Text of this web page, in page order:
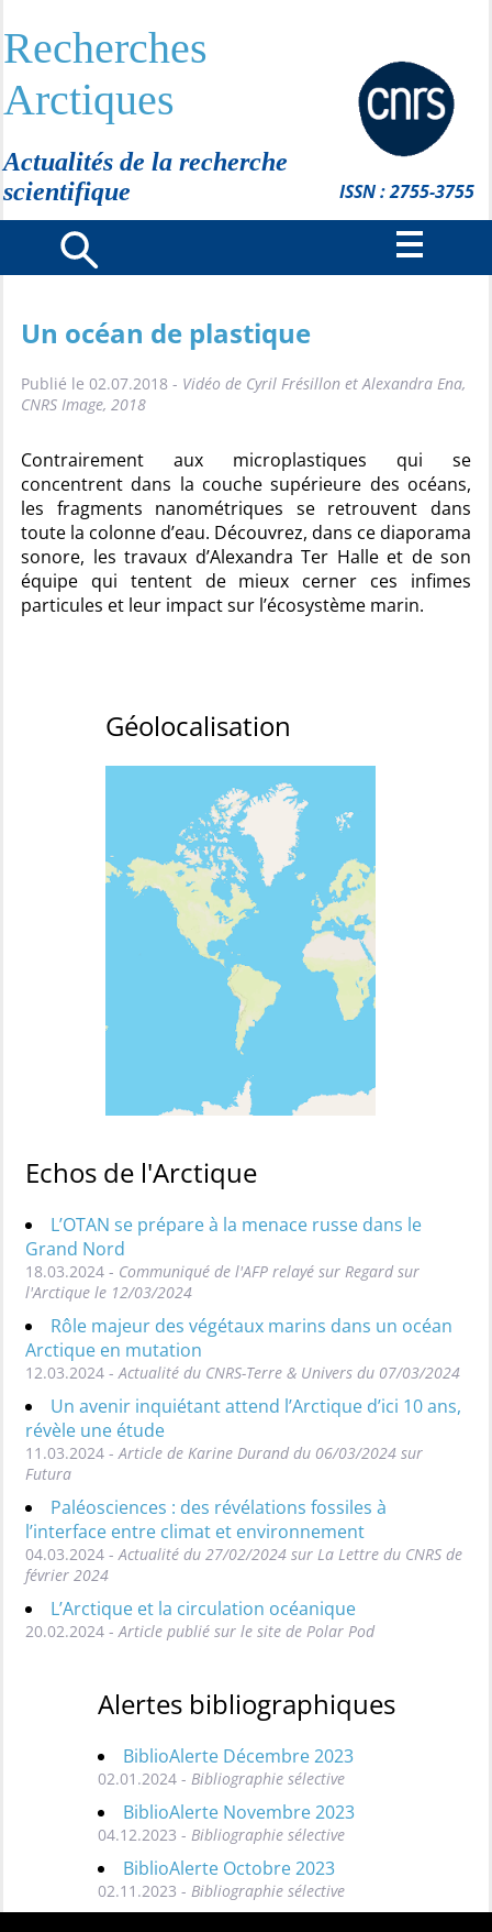
Recherches
Arctiques
Actualités de la recherche
scientifique
ISSN : 2755-3755
Un océan de plastique
Publié le 02.07.2018 - Vidéo de Cyril Frésillon et Alexandra Ena,
CNRS Image, 2018
Contrairement aux microplastiques qui se
concentrent dans la couche supérieure des océans,
les fragments nanométriques se retrouvent dans
toute la colonne d’eau. Découvrez, dans ce diaporama
sonore, les travaux d’Alexandra Ter Halle et de son
équipe qui tentent de mieux cerner ces infimes
particules et leur impact sur l’écosystème marin.
Géolocalisation
Echos de l'Arctique
L’OTAN se prépare à la menace russe dans le
Grand Nord
18.03.2024 - Communiqué de l'AFP relayé sur Regard sur
l'Arctique le 12/03/2024
Rôle majeur des végétaux marins dans un océan
Arctique en mutation
12.03.2024 - Actualité du CNRS-Terre & Univers du 07/03/2024
Un avenir inquiétant attend l’Arctique d’ici 10 ans,
révèle une étude
11.03.2024 - Article de Karine Durand du 06/03/2024 sur
Futura
Paléosciences : des révélations fossiles à
l’interface entre climat et environnement
04.03.2024 - Actualité du 27/02/2024 sur La Lettre du CNRS de
février 2024
L’Arctique et la circulation océanique
20.02.2024 - Article publié sur le site de Polar Pod
Alertes bibliographiques
BiblioAlerte Décembre 2023
02.01.2024 - Bibliographie sélective
BiblioAlerte Novembre 2023
04.12.2023 - Bibliographie sélective
BiblioAlerte Octobre 2023
02.11.2023 - Bibliographie sélective